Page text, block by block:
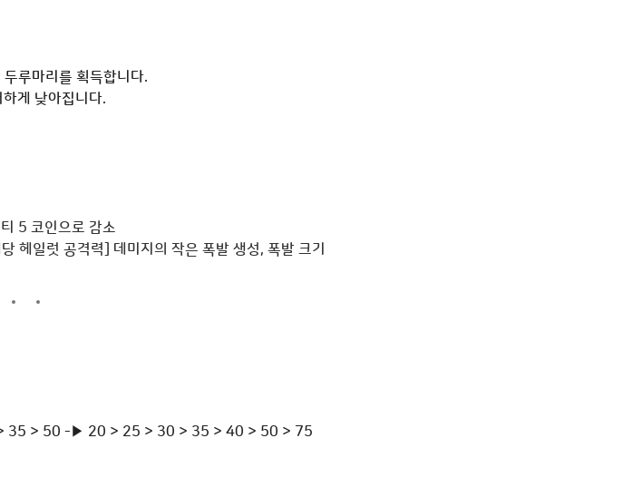
루마리를 획득합니다.
게 낮아집니다.
5 코인으로 감소
헤일럿 공격력] 데미지의 작은 폭발 생성, 폭발 크기
35 > 50 -▶ 20 > 25 > 30 > 35 > 40 > 50 > 75